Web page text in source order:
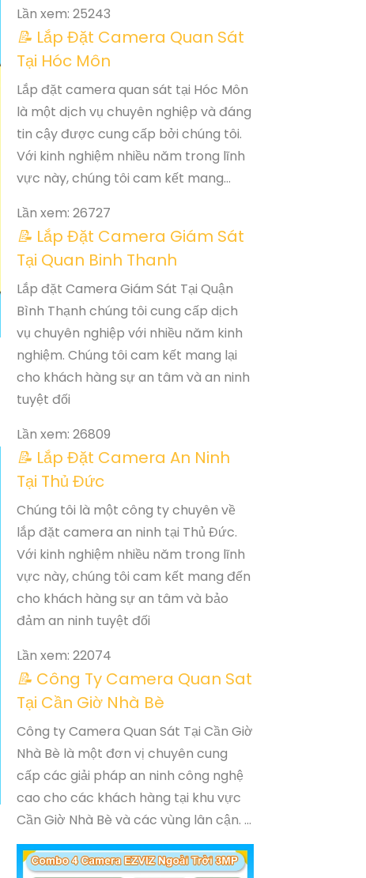
Lần xem: 25243
📝 Lắp Đặt Camera Quan Sát
Tại Hóc Môn
Lắp đặt camera quan sát tại Hóc Môn
là một dịch vụ chuyên nghiệp và đáng
tin cậy được cung cấp bởi chúng tôi.
Với kinh nghiệm nhiều năm trong lĩnh
vực này, chúng tôi cam kết mang...
Lần xem: 26727
📝 Lắp Đặt Camera Giám Sát
Tại Quan Binh Thanh
Lắp đặt Camera Giám Sát Tại Quận
Bình Thạnh chúng tôi cung cấp dịch
vụ chuyên nghiệp với nhiều năm kinh
nghiệm. Chúng tôi cam kết mang lại
cho khách hàng sự an tâm và an ninh
tuyệt đối
Lần xem: 26809
📝 Lắp Đặt Camera An Ninh
Tại Thủ Đức
Chúng tôi là một công ty chuyên về
lắp đặt camera an ninh tại Thủ Đức.
Với kinh nghiệm nhiều năm trong lĩnh
vực này, chúng tôi cam kết mang đến
cho khách hàng sự an tâm và bảo
đảm an ninh tuyệt đối
Lần xem: 22074
📝 Công Ty Camera Quan Sat
Tại Cần Giờ Nhà Bè
Công ty Camera Quan Sát Tại Cần Giờ
Nhà Bè là một đơn vị chuyên cung
cấp các giải pháp an ninh công nghệ
cao cho các khách hàng tại khu vực
Cần Giờ Nhà Bè và các vùng lân cận. ...